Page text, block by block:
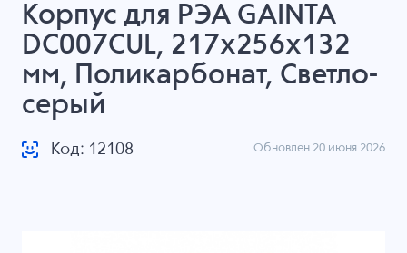
Корпус для РЭА GAINTA
DC007CUL, 217x256x132
мм, Поликарбонат, Светло-
серый
Код: 12108 Обновлен 20 июня 2026